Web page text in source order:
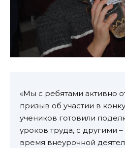
«Мы с ребятами активно
призыв об участии в
учеников готовили
уроков труда, с другими
время внеурочной